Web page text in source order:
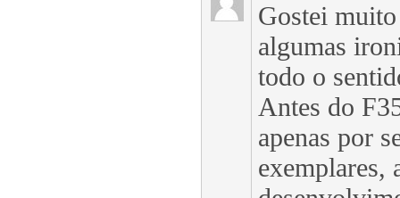
Gostei
algumas
todo o
Antes do
apenas por
exemplares,